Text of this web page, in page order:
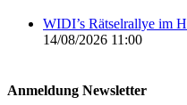
WIDI’s Rätselrallye im
14/08/2026 11:00
Anmeldung Newsletter